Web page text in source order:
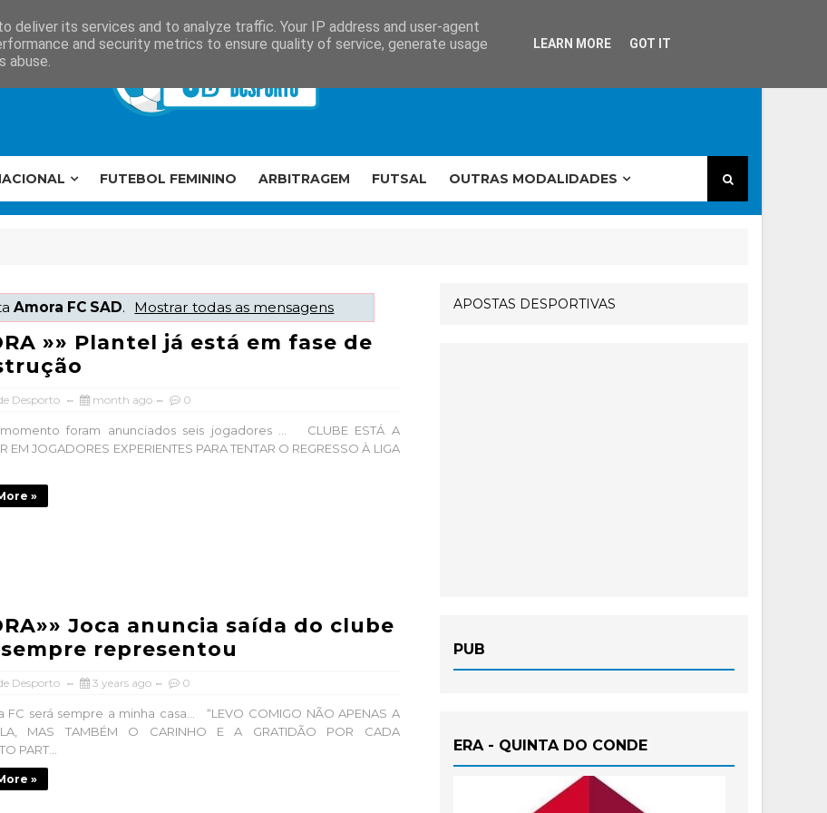
FUTEBOL FEMININO ARBITRAGEM FUTSAL OUTRAS MODALIDADES
Amora FC SAD. Mostrar todas as mensagens
»» Plantel já está em fase de
Desporto month ago 0
foram anunciados seis jogadores ... CLUBE ESTÁ A
EM JOGADORES EXPERIENTES PARA TENTAR O REGRESSO À LIGA
»
Joca anuncia saída do clube
representou
Desporto 3 years ago 0
FC será sempre a minha casa… “LEVO COMIGO NÃO APENAS A
MAS TAMBÉM O CARINHO E A GRATIDÃO POR CADA
PART...
»
APOSTAS DESPORTIVAS
PUB
ERA - QUINTA DO CONDE
deliver its services and to analyze traffic. Your IP address and user-agent
and security metrics to ensure quality of service, generate usage
abuse.
LEARN MORE GOT IT